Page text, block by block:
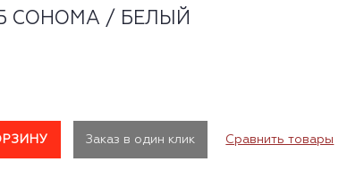
СОНОМА / БЕЛЫЙ
Заказ в один клик Сравнить товары